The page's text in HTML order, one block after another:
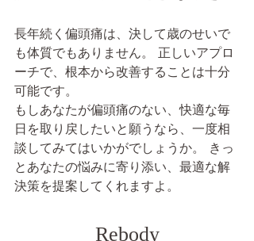
長年続く偏頭痛は、決して歳のせいで
も体質でもありません。 正しいアプロ
ーチで、根本から改善することは十分
可能です。
もしあなたが偏頭痛のない、快適な毎
日を取り戻したいと願うなら、一度相
談してみてはいかがでしょうか。 きっ
とあなたの悩みに寄り添い、最適な解
決策を提案してくれますよ。
Rebody